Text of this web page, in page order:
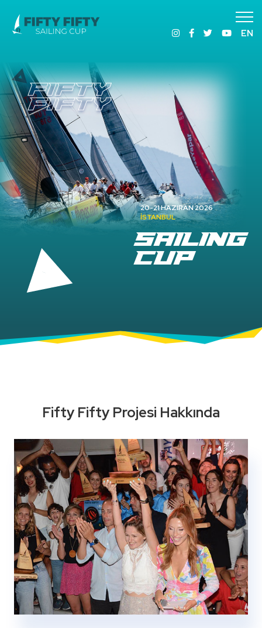
EN
20-21 HAZIRAN 2026
İSTANBUL
FIFTY
FIFTY
SAILING
CUP
Fifty Fifty Projesi Hakkında